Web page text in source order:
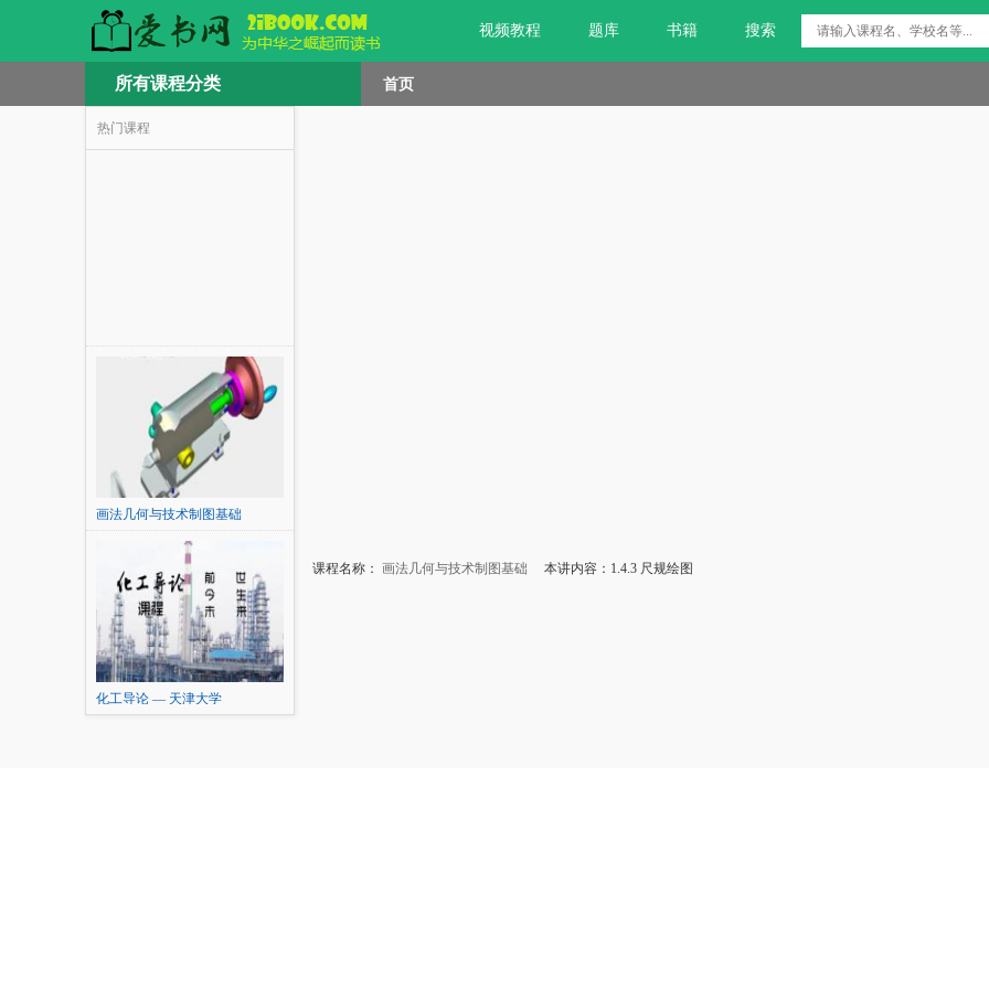
视频教程 题库 书籍 搜索
所有课程分类 首页
热门课程
画法几何与技术制图基础
化工导论 — 天津大学
课程名称： 画法几何与技术制图基础 本讲内容：1.4.3 尺规绘图